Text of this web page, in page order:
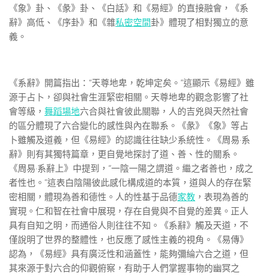
《象》卦、《彖》卦、《白話》和《易經》的直接融會，《系
辭》高低、《序卦》和《雜私密空間卦》體現了相對獨立的意
義。
《系辭》開篇指出：“天尊地卑，乾坤定矣。”這顯示《易經》雖
源于占卜，卻與社會生涯緊密相關。天尊地卑的觀念影響了社
會等級， 舞蹈場地六合與社會彼此關聯，人的吉兇與天然社會
的區分體現了六合變化的感性與內在聯系。《彖》《象》等占
卜雖觸及道義，但《易經》的認識往往缺少系統性。《周易·系
辭》則有其獨特篇章，更自覺地探討了道、善、性的關系。
《周易·系辭上》中提到，“一陰一陽之謂道。繼之者善也，成之
者性也。”這表白陰陽彼此感化構成道的本質，道與人的存在緊
密相關，體現為善和德性。人的性基于品德家教 ，表現為善的
實現。仁和智在社會中展現，存在自覺與不自覺的差異。正人
具有自知之明，而通俗人則往往不知。《系辭》觸及天道，不
僅說明了世界的整體性，也反應了感性主義的視角。《易傳》
認為，《易經》具有廣泛性和涵蓋性，能夠彌綸六合之道，但
其來源于對六合的仰觀俯察，有助于人們掌握事物的幽冥之